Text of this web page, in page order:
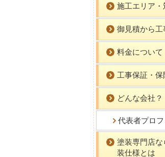
施工エリア・
御見積から
料金について
工事保証・保
どんな会社？
代表者プロ
塗装専門店な
装仕様とは